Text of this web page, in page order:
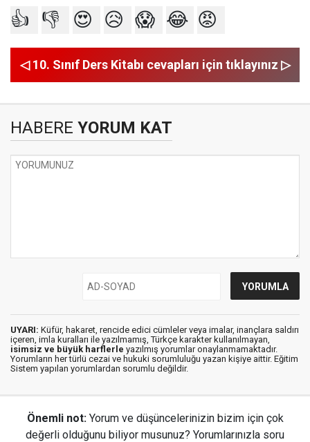
👍 👎 😍 😥 😱 😂 😡
◁ 10. Sınıf Ders Kitabı cevapları için tıklayınız ▷
HABERE YORUM KAT
UYARI: Küfür, hakaret, rencide edici cümleler veya imalar, inançlara saldırı
içeren, imla kuralları ile yazılmamış, Türkçe karakter kullanılmayan,
isimsiz ve büyük harflerle yazılmış yorumlar onaylanmamaktadır.
Yorumların her türlü cezai ve hukuki sorumluluğu yazan kişiye aittir. Eğitim
Sistem yapılan yorumlardan sorumlu değildir.
Önemli not: Yorum ve düşüncelerinizin bizim için çok
değerli olduğunu biliyor musunuz? Yorumlarınızla soru